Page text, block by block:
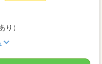
り）